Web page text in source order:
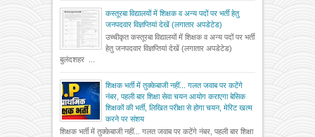
कस्तूरबा विद्यालयों में शिक्षक व अन्य पदों पर भर्ती हेतु
जनपदवार विज्ञप्तियां देखें (लगातार अपडेटेड)
उच्चीकृत कस्तूरबा विद्यालयों में शिक्षक व अन्य पदों पर भर्ती
हेतु जनपदवार विज्ञप्तियां देखें (लगातार अपडेटेड)
बुलंदशहर ...
शिक्षक भर्ती में तुक्केबाजी नहीं... गलत जवाब पर कटेंगे
नंबर, पहली बार शिक्षा सेवा चयन आयोग कराएगा बेसिक
शिक्षकों की भर्ती, लिखित परीक्षा से होगा चयन, मेरिट खत्म
करने पर संशय
शिक्षक भर्ती में तुक्केबाजी नहीं... गलत जवाब पर कटेंगे नंबर, पहली बार शिक्षा